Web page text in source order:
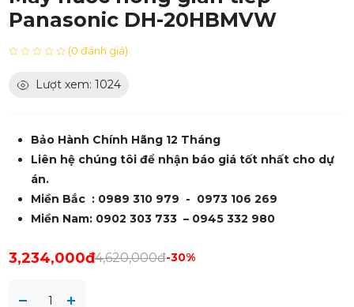
Panasonic DH-20HBMVW
(0 đánh giá)
Lượt xem: 1024
Bảo Hành Chính Hãng 12 Tháng
Liên hệ chúng tôi để nhận báo giá tốt nhất cho dự
án.
Miền Bắc : 0989 310 979 - 0973 106 269
Miền Nam: 0902 303 733 – 0945 332 980
3,234,000đ4,620,000đ-30%